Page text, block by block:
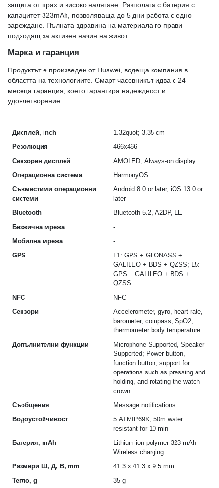
защита от прах и високо налягане. Разполага с батерия с
капацитет 323mAh, позволяваща до 5 дни работа с едно
зареждане. Пълната здравина на материала го прави
подходящ за активен начин на живот.
Марка и гаранция
Продуктът е произведен от Huawei, водеща компания в
областта на технологиите. Смарт часовникът идва с 24
месеца гаранция, което гарантира надеждност и
удовлетворение.
Дисплей, inch
1.32quot; 3.35 cm
Резолюция
466x466
Сензорен дисплей
AMOLED, Always-on display
Операционна система
HarmonyOS
Съвместими операционни
системи
Android 8.0 or later, iOS 13.0 or
later
Bluetooth
Bluetooth 5.2, A2DP, LE
Безжична мрежа
-
Мобилна мрежа
-
GPS
L1: GPS + GLONASS +
GALILEO + BDS + QZSS; L5:
GPS + GALILEO + BDS +
QZSS
NFC
NFC
Сензори
Accelerometer, gyro, heart rate,
barometer, compass, SpO2,
thermometer body temperature
Допълнителни функции
Microphone Supported, Speaker
Supported; Power button,
function button, support for
operations such as pressing and
holding, and rotating the watch
crown
Съобщения
Message notifications
Водоустойчивост
5 ATMIP69K, 50m water
resistant for 10 min
Батерия, mAh
Lithium-ion polymer 323 mAh,
Wireless charging
Размери Ш, Д, В, mm
41.3 x 41.3 x 9.5 mm
Тегло, g
35 g